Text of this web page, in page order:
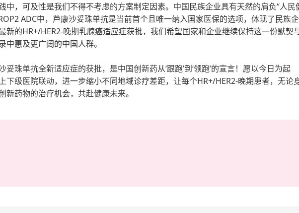
中，可及性是我们不得不考虑的方案制定因素。中国民族企业具有天然的肩负“人民
ADC中，芦康沙妥珠单抗是当前首个且唯一纳入国家医保的选项，体现了民族企
新的HR+/HER2-晚期乳腺癌适应症获批，我们希望国家和企业继续保持这一份默契
中惠及更广阔的中国人群。
妥珠单抗全新适应症的获批，是中国创新药从‘跟跑’到‘领跑’的宣言！愿以今日为起
下级医院联动，进一步缩小不同地域诊疗差距，让每个HR+/HER2-晚期患者，无论
新药物的治疗机会，共赴健康未来。